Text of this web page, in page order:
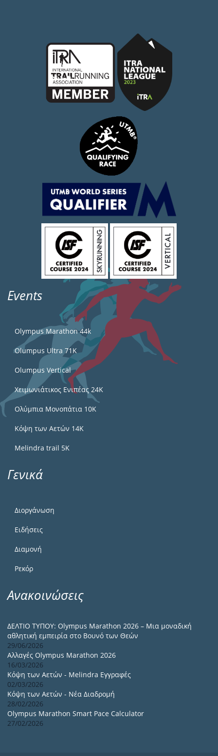
Events
Olympus Marathon 44k
Olumpus Ultra 71K
Olumpus Vertical
Χειμωνιάτικος Ενιπέας 24Κ
Ολύμπια Μονοπάτια 10Κ
Κόψη των Αετών 14Κ
Melindra trail 5Κ
Γενικά
Διοργάνωση
Ειδήσεις
Διαμονή
Ρεκόρ
Ανακοινώσεις
ΔΕΛΤΙΟ ΤΥΠΟΥ: Olympus Marathon 2026 – Μια μοναδική
αθλητική εμπειρία στο Βουνό των Θεών
29/06/2026
Αλλαγές Olympus Marathon 2026
16/03/2026
Κόψη των Αετών - Melindra Εγγραφές
02/03/2026
Κόψη των Αετών - Νέα Διαδρομή
28/02/2026
Olympus Marathon Smart Pace Calculator
27/02/2026